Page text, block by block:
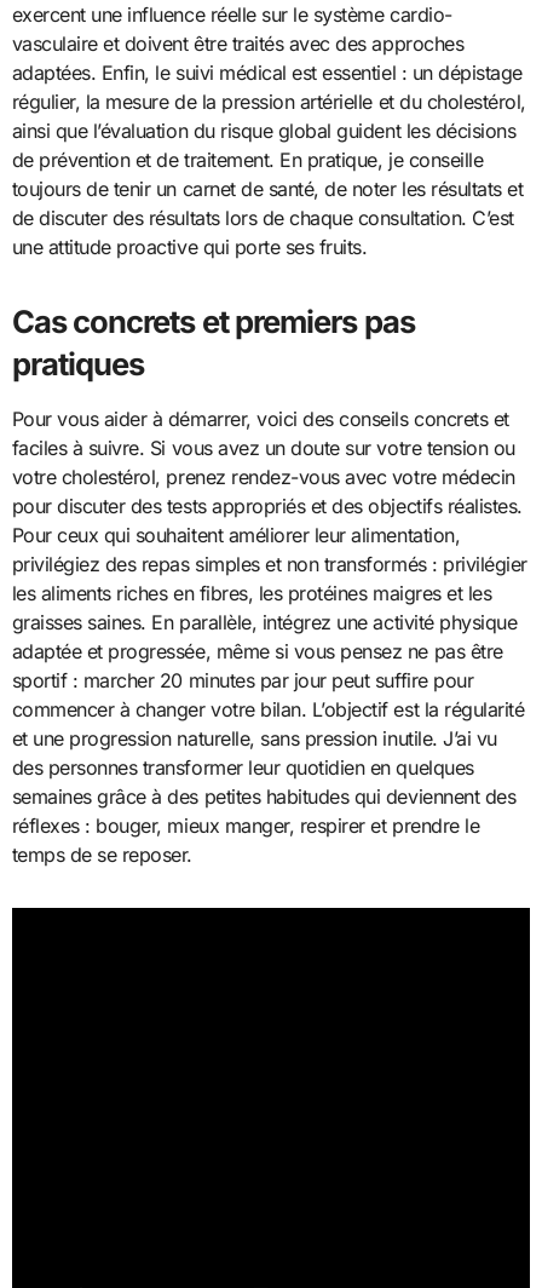
exercent une influence réelle sur le système cardio-
vasculaire et doivent être traités avec des approches
adaptées. Enfin, le suivi médical est essentiel : un dépistage
régulier, la mesure de la pression artérielle et du cholestérol,
ainsi que l’évaluation du risque global guident les décisions
de prévention et de traitement. En pratique, je conseille
toujours de tenir un carnet de santé, de noter les résultats et
de discuter des résultats lors de chaque consultation. C’est
une attitude proactive qui porte ses fruits.
Cas concrets et premiers pas
pratiques
Pour vous aider à démarrer, voici des conseils concrets et
faciles à suivre. Si vous avez un doute sur votre tension ou
votre cholestérol, prenez rendez-vous avec votre médecin
pour discuter des tests appropriés et des objectifs réalistes.
Pour ceux qui souhaitent améliorer leur alimentation,
privilégiez des repas simples et non transformés : privilégier
les aliments riches en fibres, les protéines maigres et les
graisses saines. En parallèle, intégrez une activité physique
adaptée et progressée, même si vous pensez ne pas être
sportif : marcher 20 minutes par jour peut suffire pour
commencer à changer votre bilan. L’objectif est la régularité
et une progression naturelle, sans pression inutile. J’ai vu
des personnes transformer leur quotidien en quelques
semaines grâce à des petites habitudes qui deviennent des
réflexes : bouger, mieux manger, respirer et prendre le
temps de se reposer.